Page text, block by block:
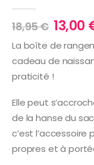
18,95€ Le
prix
initial
était :
18,95 €.
13,00
La boîte de
cadeau de
praticité !
Elle peut
de la hanse du
c’est
propres et à